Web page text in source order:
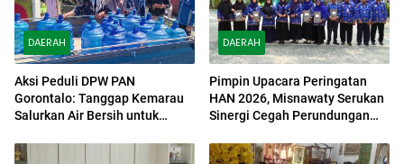
DAERAH
Aksi Peduli DPW PAN
Gorontalo: Tanggap Kemarau
Salurkan Air Bersih untuk
DAERAH
Pimpin Upacara Peringatan
HAN 2026, Misnawaty Serukan
Sinergi Cegah Perundungan